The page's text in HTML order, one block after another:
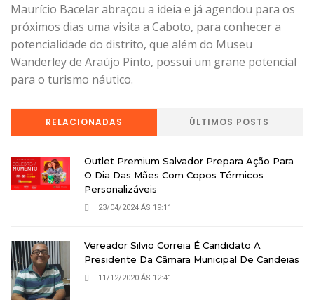
Maurício Bacelar abraçou a ideia e já agendou para os
próximos dias uma visita a Caboto, para conhecer a
potencialidade do distrito, que além do Museu
Wanderley de Araújo Pinto, possui um grane potencial
para o turismo náutico.
RELACIONADAS ÚLTIMOS POSTS
Outlet Premium Salvador Prepara Ação Para
O Dia Das Mães Com Copos Térmicos
Personalizáveis
23/04/2024 ÁS 19:11
Vereador Silvio Correia É Candidato A
Presidente Da Câmara Municipal De Candeias
11/12/2020 ÁS 12:41